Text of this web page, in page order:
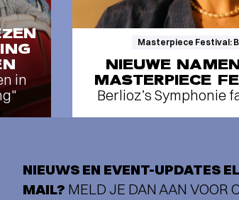
in
Masterpiece Festival:
NIEUWE
MASTERPIECE
Berlioz’s Symphonie
NIEUWS EN EVENT-UPDATES
MAIL? MELD JE DAN AAN VOOR